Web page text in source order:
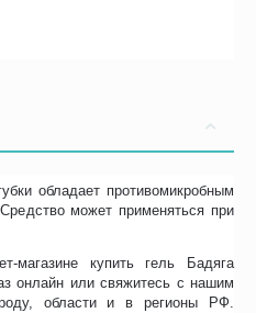
обладает противомикробным
может применяться при
магазине купить гель Бадяга
онлайн или свяжитесь с нашим
области и в регионы РФ.